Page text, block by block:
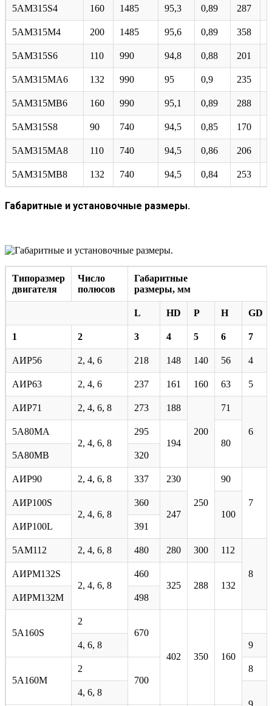
5AM315S4 160 1485 95,3 0,89 287
5АМ315М4 200 1485 95,6 0,89 358
5AM315S6 110 990 94,8 0,88 201
5AM315MA6 132 990 95 0,9 235
5AM315MB6 160 990 95,1 0,89 288
5AM315S8 90 740 94,5 0,85 170
5АМ315МА8 110 740 94,5 0,86 206
5АМ315МВ8 132 740 94,5 0,84 253
Габаритные и установочные размеры.
Типоразмер
двигателя
Число
полюсов
Габаритные
размеры, мм
L HD Р Н GD
1 2 3 4 5 6 7
АИР56 2, 4, 6 218 148 140 56 4
АИР63 2, 4, 6 237 161 160 63 5
АИР71 2, 4, 6, 8 273 188
200
71
6
5А80МА
2, 4, 6, 8
295
194
80
5А80МВ
320
АИР90 2, 4, 6, 8 337 230
250
90
7
АИР100S
2, 4, 6, 8
360
247
100
АИР100L
391
5АМ112 2, 4, 6, 8 480 280 300 112
8
АИРМ132S
2, 4, 6, 8
460
325
288
132
АИРМ132М
498
5A160S
2
670
402 350 160
4, 6, 8 9
5А160М
2
700
8
4, 6, 8